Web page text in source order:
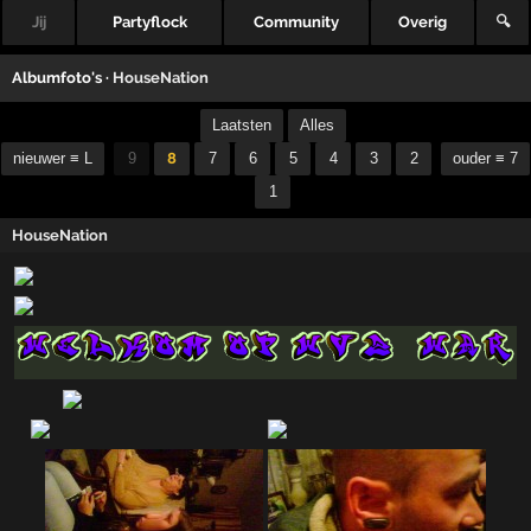
Jij Partyflock Community Overig 🔍
Albumfoto's · HouseNation
nieuwer ≡ L
Laatsten
Alles
9
8 7 6 5 4 3
2
1
ouder ≡ 7
HouseNation